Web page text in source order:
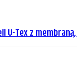
U-Tex z